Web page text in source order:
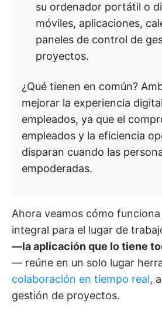
su ordenador portátil o
móviles, aplicaciones,
paneles de control de
proyectos.
¿Qué tienen en común?
mejorar la experiencia
empleados, ya que el
empleados y la eficiencia
disparan cuando las
empoderadas.
Ahora veamos cómo
integral para el lugar de
—la aplicación que lo tiene
— reúne en un solo lugar
colaboración en tiempo real,
gestión de proyectos.